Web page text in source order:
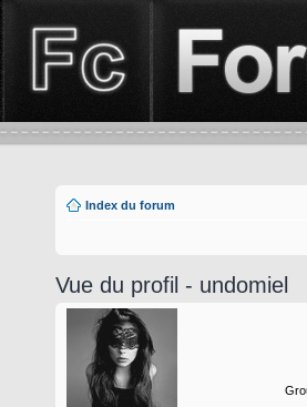
Index du forum
Vue du profil - undomiel